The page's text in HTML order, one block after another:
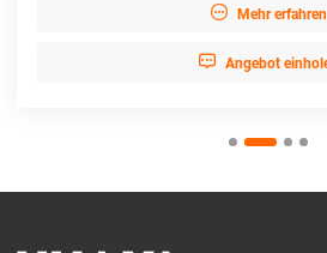
 Mehr erfahren
 Angebot